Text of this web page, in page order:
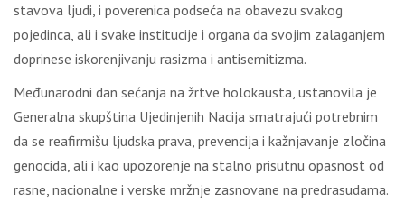
stavova ljudi, i poverenica podseća na obavezu svakog
pojedinca, ali i svake institucije i organa da svojim zalaganjem
doprinese iskorenjivanju rasizma i antisemitizma.
Međunarodni dan sećanja na žrtve holokausta, ustanovila je
Generalna skupština Ujedinjenih Nacija smatrajući potrebnim
da se reafirmišu ljudska prava, prevencija i kažnjavanje zločina
genocida, ali i kao upozorenje na stalno prisutnu opasnost od
rasne, nacionalne i verske mržnje zasnovane na predrasudama.